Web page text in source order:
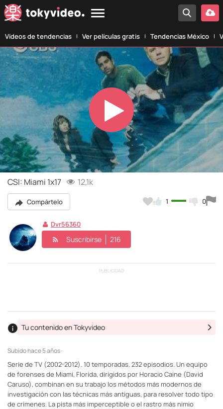
Vídeos de tendencias Ver películas gratis Tendencias México
Play
Video
CSI: Miami 1x17 12,1k
Compártelo 1 0
Dvr56360
Suscribirse 216
PUBLICIDAD
Subidohace 5 años ·
Tu contenido en Tokyvideo
Serie de TV (2002-2012). 10 temporadas. 232 episodios. Un equipo
de forenses de Miami, Florida, dirigidos por Horacio Caine (David
Caruso), combinan en su trabajo los métodos más modernos de
investigación con las técnicas más antiguas, para resolver todo tipo
de crímenes. La pista más imperceptible o el rastro más nimio